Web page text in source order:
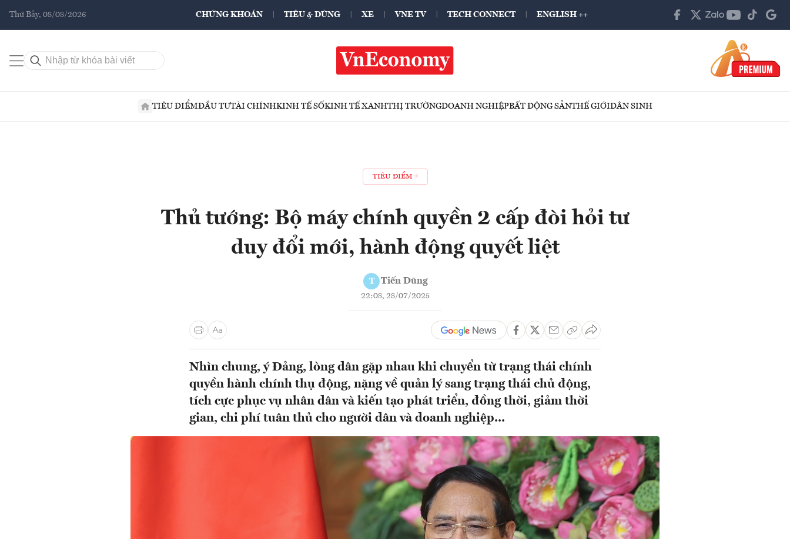
Thứ Bảy, 08/08/2026 CHỨNG KHOÁN TIÊU & DÙNG XE VNE TV TECH CONNECT ENGLISH ++
TIÊU ĐIỂMĐẦU TƯTÀI CHÍNHKINH TẾ SỐKINH TẾ XANHTHỊ TRƯỜNGDOANH NGHIỆPBẤT ĐỘNG SẢNTHẾ GIỚIDÂN SINH
TIÊU ĐIỂM
Thủ tướng: Bộ máy chính quyền 2 cấp đòi hỏi tư
duy đổi mới, hành động quyết liệt
T Tiến Dũng
22:08, 28/07/2025
Nhìn chung, ý Đảng, lòng dân gặp nhau khi chuyển từ trạng thái chính
quyền hành chính thụ động, nặng về quản lý sang trạng thái chủ động,
tích cực phục vụ nhân dân và kiến tạo phát triển, đồng thời, giảm thời
gian, chi phí tuân thủ cho người dân và doanh nghiệp...